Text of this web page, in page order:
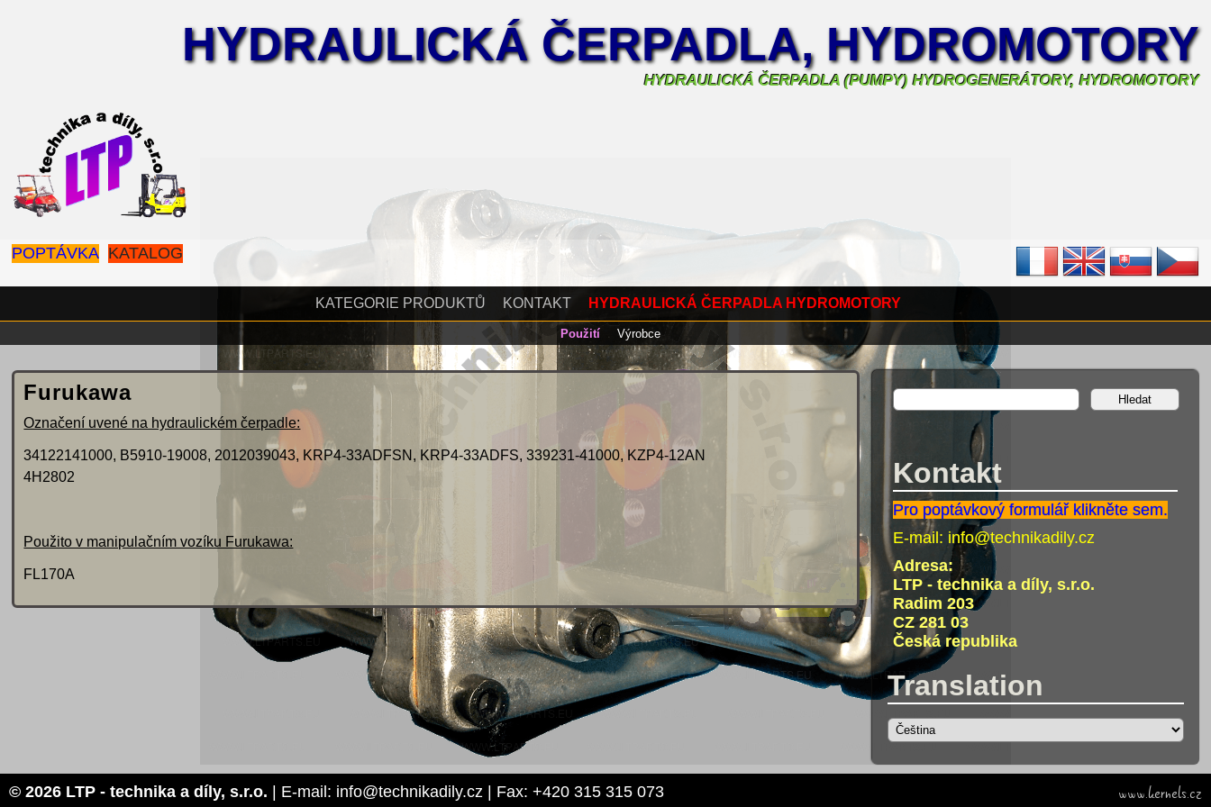
HYDRAULICKÁ ČERPADLA, HYDROMOTORY
HYDRAULICKÁ ČERPADLA (PUMPY) HYDROGENERÁTORY, HYDROMOTORY
POPTÁVKA KATALOG
KATEGORIE PRODUKTŮ KONTAKT HYDRAULICKÁ ČERPADLA HYDROMOTORY
Použití Výrobce
Kontakt
Pro poptávkový formulář klikněte sem.
E-mail: info@technikadily.cz
Adresa:
LTP - technika a díly, s.r.o.
Radim 203
CZ 281 03
Česká republika
Translation
Furukawa
Označení uvené na hydraulickém čerpadle:
34122141000, B5910-19008, 2012039043, KRP4-33ADFSN, KRP4-33ADFS, 339231-41000, KZP4-12AN
4H2802
Použito v manipulačním vozíku Furukawa:
FL170A
© 2026 LTP - technika a díly, s.r.o. | E-mail: info@technikadily.cz | Fax: +420 315 315 073 www.kernels.cz